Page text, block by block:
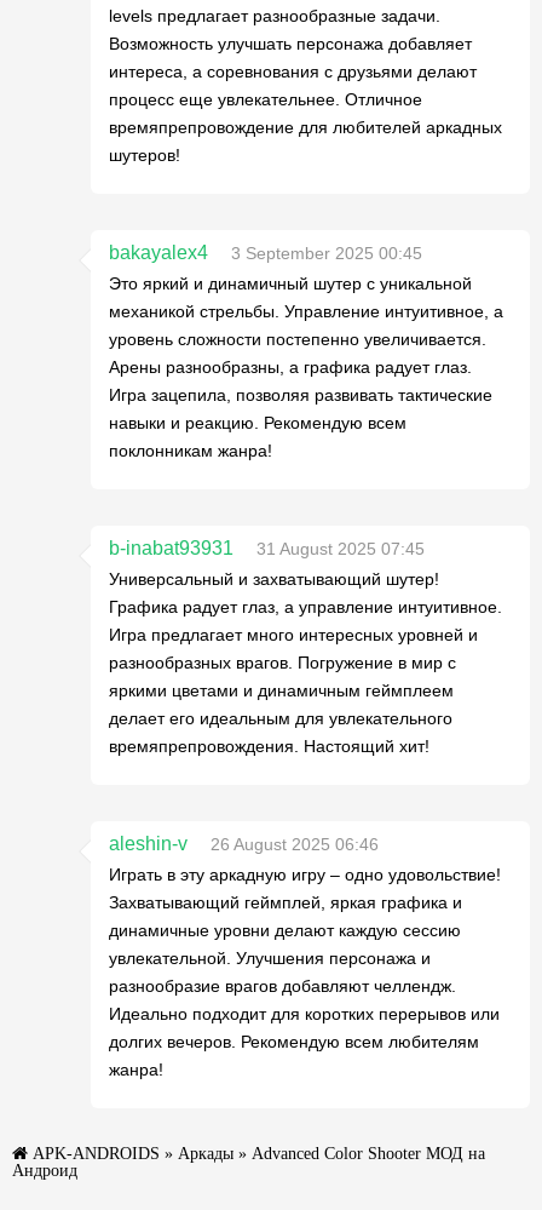
levels предлагает разнообразные задачи.
Возможность улучшать персонажа добавляет
интереса, а соревнования с друзьями делают
процесс еще увлекательнее. Отличное
времяпрепровождение для любителей аркадных
шутеров!
bakayalex4
3 September 2025 00:45
Это яркий и динамичный шутер с уникальной
механикой стрельбы. Управление интуитивное, а
уровень сложности постепенно увеличивается.
Арены разнообразны, а графика радует глаз.
Игра зацепила, позволяя развивать тактические
навыки и реакцию. Рекомендую всем
поклонникам жанра!
b-inabat93931
31 August 2025 07:45
Универсальный и захватывающий шутер!
Графика радует глаз, а управление интуитивное.
Игра предлагает много интересных уровней и
разнообразных врагов. Погружение в мир с
яркими цветами и динамичным геймплеем
делает его идеальным для увлекательного
времяпрепровождения. Настоящий хит!
aleshin-v
26 August 2025 06:46
Играть в эту аркадную игру – одно удовольствие!
Захватывающий геймплей, яркая графика и
динамичные уровни делают каждую сессию
увлекательной. Улучшения персонажа и
разнообразие врагов добавляют челлендж.
Идеально подходит для коротких перерывов или
долгих вечеров. Рекомендую всем любителям
жанра!
APK-ANDROIDS » Аркады » Advanced Color Shooter МОД на
Андроид